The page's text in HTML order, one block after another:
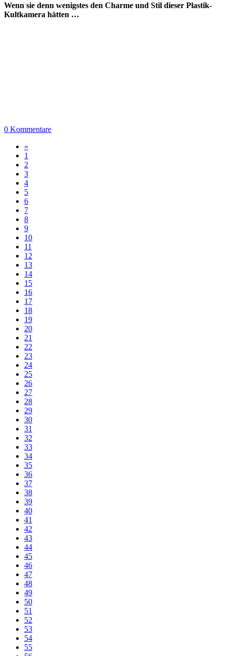
Wenn sie denn wenigstes den Charme und Stil dieser Plastik-
Kultkamera hätten …
0 Kommentare
«
1
2
3
4
5
6
7
8
9
10
11
12
13
14
15
16
17
18
19
20
21
22
23
24
25
26
27
28
29
30
31
32
33
34
35
36
37
38
39
40
41
42
43
44
45
46
47
48
49
50
51
52
53
54
55